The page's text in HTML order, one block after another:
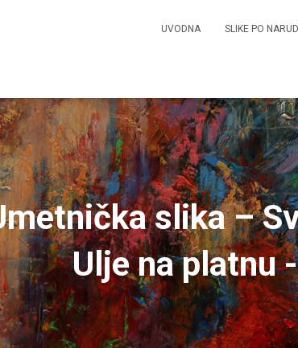
UVODNA SLIKE PO
slika –
Ulje na platnu